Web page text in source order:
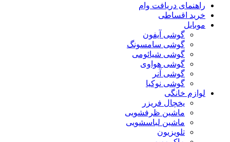
راهنمای دریافت وام
خرید اقساطی
موبایل
گوشی آیفون
گوشی سامسونگ
گوشی شیائومی
گوشی هواوی
گوشی آنر
گوشی نوکیا
لوازم خانگی
یخچال فریزر
ماشین ظرفشویی
ماشین لباسشویی
تلویزیون